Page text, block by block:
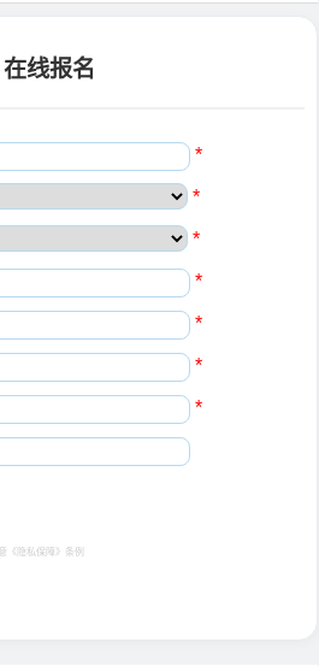
在线报名
*
*
*
*
*
*
*
《隐私保障》 条例